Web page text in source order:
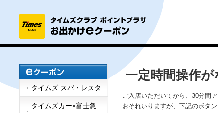
タイムズ スパ・レスタ
タイムズカー×富士急
一定時間操作
ご入店いただいてから、30分間
おそれいりますが、下記のボタ